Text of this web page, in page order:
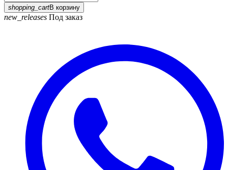
shopping_cartВ корзину
new_releases Под заказ